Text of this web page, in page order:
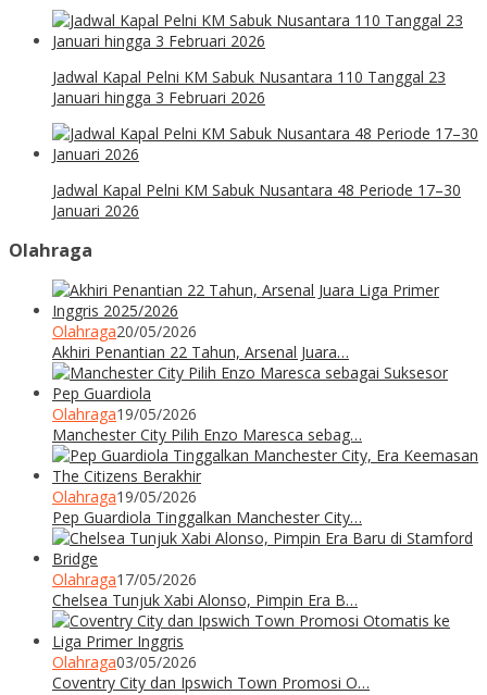
Jadwal Kapal Pelni KM Sabuk Nusantara 110 Tanggal 23
Januari hingga 3 Februari 2026
Jadwal Kapal Pelni KM Sabuk Nusantara 48 Periode 17–30
Januari 2026
Olahraga
Olahraga20/05/2026
Akhiri Penantian 22 Tahun, Arsenal Juara…
Olahraga19/05/2026
Manchester City Pilih Enzo Maresca sebag…
Olahraga19/05/2026
Pep Guardiola Tinggalkan Manchester City…
Olahraga17/05/2026
Chelsea Tunjuk Xabi Alonso, Pimpin Era B…
Olahraga03/05/2026
Coventry City dan Ipswich Town Promosi O…